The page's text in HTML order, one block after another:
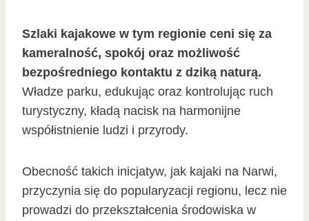
Szlaki kajakowe w tym regionie ceni się za
kameralność, spokój oraz możliwość
bezpośredniego kontaktu z dziką naturą.
Władze parku, edukując oraz kontrolując ruch
turystyczny, kładą nacisk na harmonijne
współistnienie ludzi i przyrody.
Obecność takich inicjatyw, jak kajaki na Narwi,
przyczynia się do popularyzacji regionu, lecz nie
prowadzi do przekształcenia środowiska w